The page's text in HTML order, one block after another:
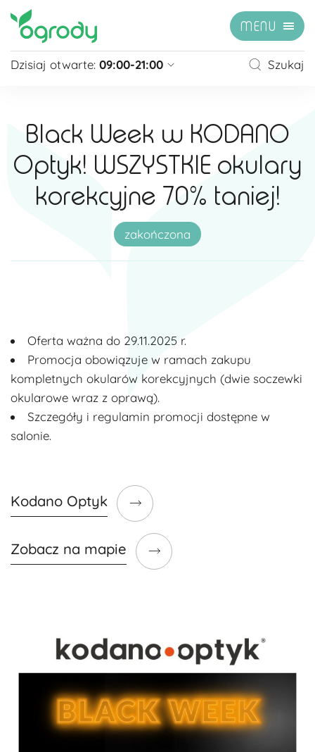
MENU
Dzisiaj otwarte: 09:00-21:00
Niedziela
zamknięte
Niedziela handlowa
10:00 - 20:00
zobacz więcej »
Szukaj
Black Week w KODANO
Optyk! WSZYSTKIE okulary
korekcyjne 70% taniej!
zakończona
Oferta ważna do 29.11.2025 r.
Promocja obowiązuje w ramach zakupu
kompletnych okularów korekcyjnych (dwie soczewki
okularowe wraz z oprawą).
Szczegóły i regulamin promocji dostępne w
salonie.
Kodano Optyk
Zobacz na mapie